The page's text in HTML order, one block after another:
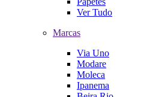
Ver Tudo
Marcas
Via Uno
Modare
Moleca
Ipanema